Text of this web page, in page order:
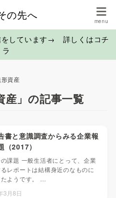
の先へ
をしています→ 詳しくはコチ
ラ
資産
産」の記事一覧
書と意識調査からみる企業報
（2017）
課題 一般生活者にとって、企業
レポートは結構身近のなものに
ようです。 …
3月8日